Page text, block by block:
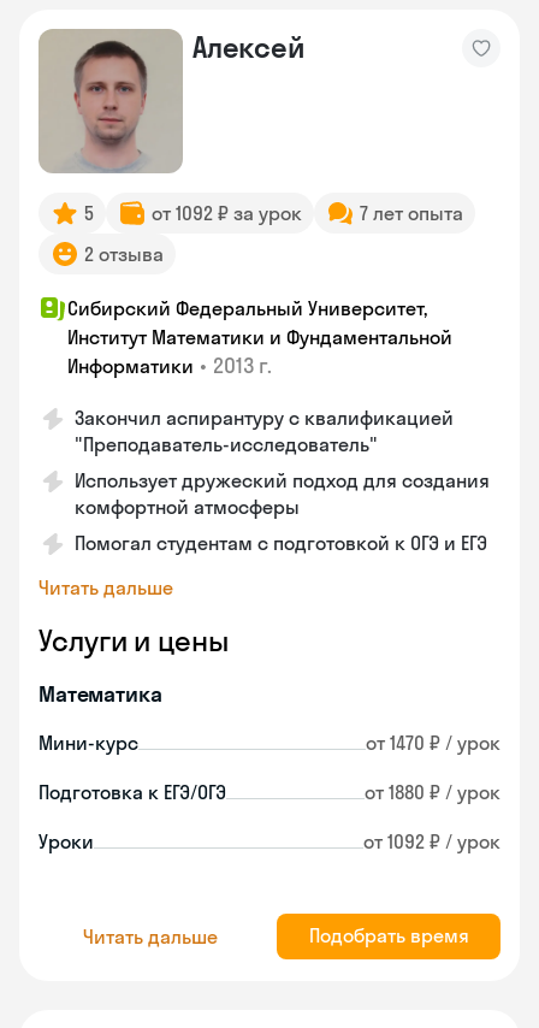
Алексей
5 от 1092 ₽ за урок
7 лет опыта
2 отзыва
Сибирский Федеральный Университет,
Институт Математики и Фундаментальной
Информатики • 2013 г.
Закончил аспирантуру с квалификацией
"Преподаватель-исследователь"
Использует дружеский подход для создания
комфортной атмосферы
Помогал студентам с подготовкой к ОГЭ и ЕГЭ
Читать дальше
Услуги и цены
Математика
Мини-курс от 1470 ₽ / урок
Подготовка к ЕГЭ/ОГЭ от 1880 ₽ / урок
Уроки от 1092 ₽ / урок
Читать дальше Подобрать время